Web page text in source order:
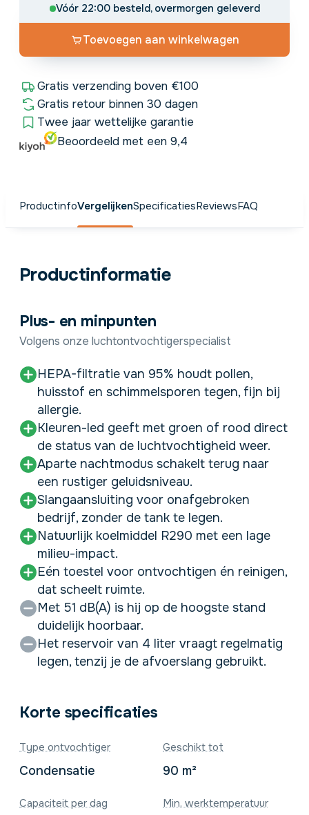
Vóór 22:00 besteld, overmorgen geleverd
Toevoegen aan winkelwagen
Gratis verzending boven €100
Gratis retour binnen 30 dagen
Twee jaar wettelijke garantie
Beoordeeld met een 9,4
ProductinfoVergelijkenSpecificatiesReviewsFAQ
Productinformatie
Plus- en minpunten
Volgens onze luchtontvochtigerspecialist
HEPA-filtratie van 95% houdt pollen,
huisstof en schimmelsporen tegen, fijn bij
allergie.
Kleuren-led geeft met groen of rood direct
de status van de luchtvochtigheid weer.
Aparte nachtmodus schakelt terug naar
een rustiger geluidsniveau.
Slangaansluiting voor onafgebroken
bedrijf, zonder de tank te legen.
Natuurlijk koelmiddel R290 met een lage
milieu-impact.
Eén toestel voor ontvochtigen én reinigen,
dat scheelt ruimte.
Met 51 dB(A) is hij op de hoogste stand
duidelijk hoorbaar.
Het reservoir van 4 liter vraagt regelmatig
legen, tenzij je de afvoerslang gebruikt.
Korte specificaties
Type ontvochtiger
Condensatie
Geschikt tot
90 m²
Capaciteit per dag Min. werktemperatuur